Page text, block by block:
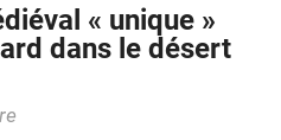
« unique »
dans le désert